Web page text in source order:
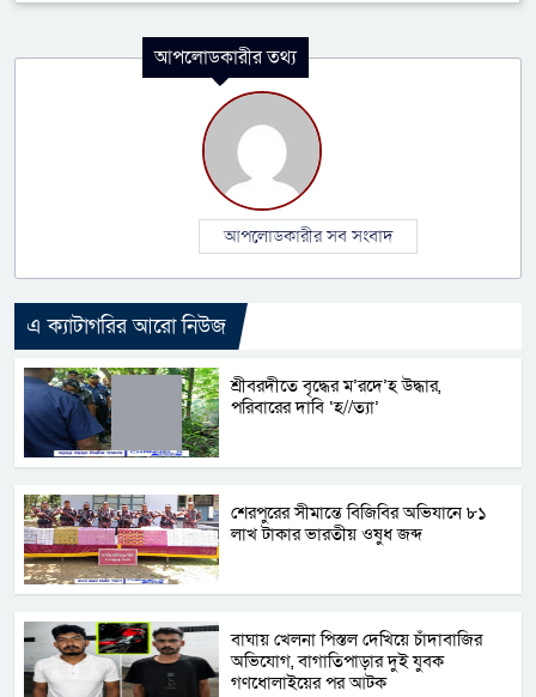
আপলোডকারীর তথ্য
আপলোডকারীর সব সংবাদ
এ ক্যাটাগরির আরো নিউজ
শ্রীবরদীতে বৃদ্ধের ম’রদে’হ উদ্ধার,
পরিবারের দাবি ‘হ//ত্যা’
শেরপুরের সীমান্তে বিজিবির অভিযানে ৮১
লাখ টাকার ভারতীয় ওষুধ জব্দ
বাঘায় খেলনা পিস্তল দেখিয়ে চাঁদাবাজির
অভিযোগ, বাগাতিপাড়ার দুই যুবক
গণধোলাইয়ের পর আটক